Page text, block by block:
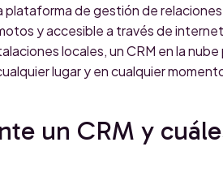
plataforma de gestión de
y accesible a través de
locales, un CRM en la
lugar y en cualquier
un CRM y